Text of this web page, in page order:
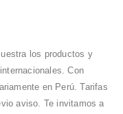
los productos y
Con
en Perú. Tarifas
aviso. Te invitamos a